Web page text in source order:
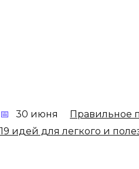
30 июня Правильное
19 идей для легкого и